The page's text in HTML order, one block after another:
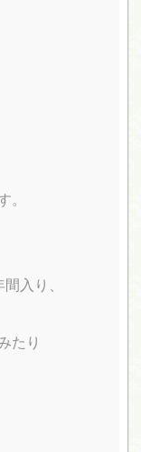
。
入り、
たり